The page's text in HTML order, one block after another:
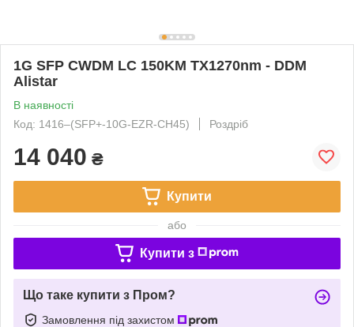
1G SFP CWDM LC 150KM TX1270nm - DDM
Alistar
В наявності
Код: 1416‒(SFP+-10G-EZR-CH45)
Роздріб
14 040 ₴
Купити
або
Купити з
Що таке купити з Пром?
Замовлення під захистом